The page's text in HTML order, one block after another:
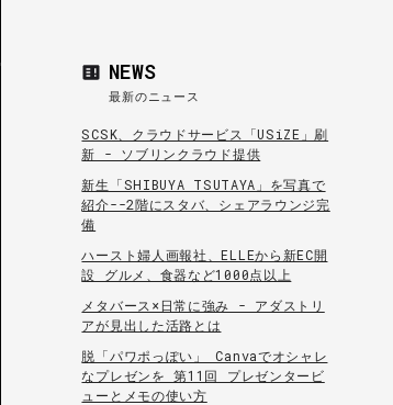
NEWS
最新のニュース
SCSK、クラウドサービス「USiZE」刷
新 - ソブリンクラウド提供
新生「SHIBUYA TSUTAYA」を写真で
紹介--2階にスタバ、シェアラウンジ完
備
ハースト婦人画報社、ELLEから新EC開
設 グルメ、食器など1000点以上
メタバース×日常に強み - アダストリ
アが見出した活路とは
脱「パワポっぽい」 Canvaでオシャレ
なプレゼンを 第11回 プレゼンタービ
ューとメモの使い方